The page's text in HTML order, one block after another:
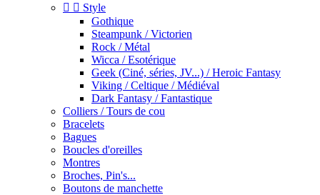
  Style
Gothique
Steampunk / Victorien
Rock / Métal
Wicca / Esotérique
Geek (Ciné, séries, JV...) / Heroic Fantasy
Viking / Celtique / Médiéval
Dark Fantasy / Fantastique
Colliers / Tours de cou
Bracelets
Bagues
Boucles d'oreilles
Montres
Broches, Pin's...
Boutons de manchette